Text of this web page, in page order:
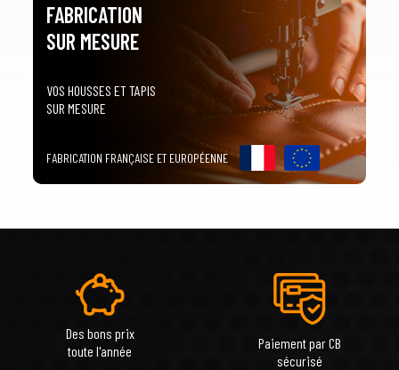
FABRICATION
SUR MESURE
VOS HOUSSES ET TAPIS
SUR MESURE
FABRICATION FRANÇAISE ET EUROPÉENNE
Des bons prix
toute l'année
Paiement par CB
sécurisé